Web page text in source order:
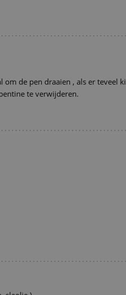
de pen draaien , als er teveel
te verwijderen.